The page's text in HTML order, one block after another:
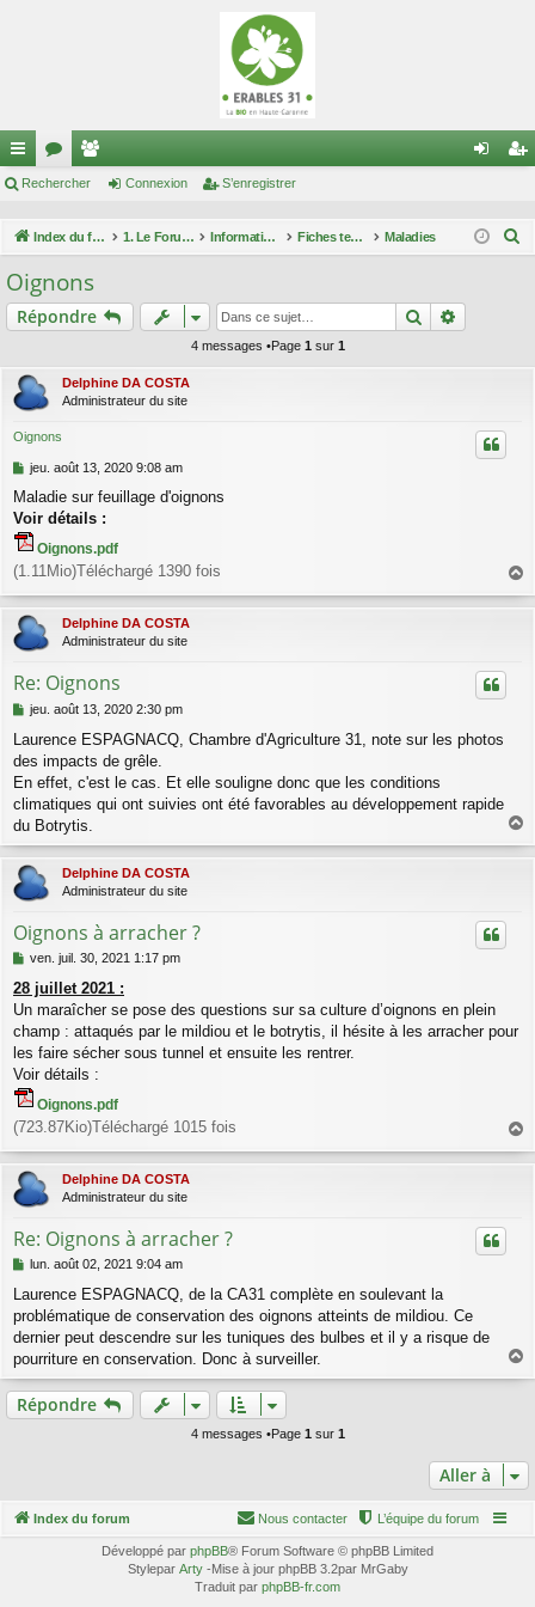
cc
ra
pi
de
or
m
s
e
br
es
xi eg
r
Rechercher Connexion S’enregistrer
Index du forum 1. Le Forum des maraîchers Informations techniques Fiches techniques Occitanie Maladies
r
Oignons
Répondre Rechercher
4 messages •Page 1 sur 1
Delphine DA COSTA
Administrateur du site
Oignons
M
s
s
a
g
e
jeu. août 13, 2020 9:08 am
Maladie sur feuillage d'oignons
Voir détails :
Oignons.pdf
(1.11Mio)Téléchargé 1390 fois
a
u
Delphine DA COSTA
Administrateur du site
Re: Oignons
M
s
s
a
g
jeu. août 13, 2020 2:30 pm
Laurence ESPAGNACQ, Chambre d'Agriculture 31, note sur les photos
des impacts de grêle.
En effet, c'est le cas. Et elle souligne donc que les conditions
climatiques qui ont suivies ont été favorables au développement rapide
du Botrytis.
u
Delphine DA COSTA
Administrateur du site
Oignons à arracher ?
M
s
s
a
ven. juil. 30, 2021 1:17 pm
28 juillet 2021 :
Un maraîcher se pose des questions sur sa culture d’oignons en plein
champ : attaqués par le mildiou et le botrytis, il hésite à les arracher pour
les faire sécher sous tunnel et ensuite les rentrer.
Voir détails :
Oignons.pdf
(723.87Kio)Téléchargé 1015 fois
u
Delphine DA COSTA
Administrateur du site
Re: Oignons à arracher ?
M
s
s
a
g
lun. août 02, 2021 9:04 am
Laurence ESPAGNACQ, de la CA31 complète en soulevant la
problématique de conservation des oignons atteints de mildiou. Ce
dernier peut descendre sur les tuniques des bulbes et il y a risque de
pourriture en conservation. Donc à surveiller.
Répondre
4 messages •Page 1 sur 1
Aller à
Index du forum L’équipe du forum
Nous contacter
Développé par phpBB® Forum Software © phpBB Limited
Stylepar Arty-Mise à jour phpBB 3.2par MrGaby
Traduit par phpBB-fr.com